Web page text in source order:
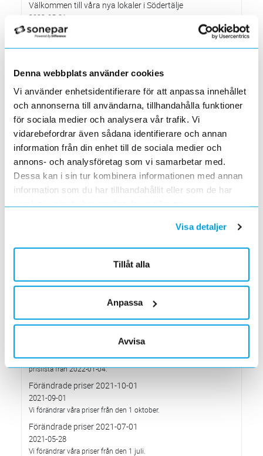
Denna webbplats använder cookies
Vi använder enhetsidentifierare för att anpassa innehållet
och annonserna till användarna, tillhandahålla funktioner
för sociala medier och analysera vår trafik. Vi
vidarebefordrar även sådana identifierare och annan
information från din enhet till de sociala medier och
annons- och analysföretag som vi samarbetar med.
Dessa kan i sin tur kombinera informationen med annan
information som du har tillhandahållit eller som de har
samlat in när du har använt deras tjänster.
Visa detaljer
Tillåt alla
Anpassa
Avvisa
Välkommen till våra nya lokaler i Södertälje
2022-05-31
Den 1 juni har vi ny adress i Södertälje
Förändrade priser 2022-06-30
Grundkurs för installatörer av Charge Amps produkter
2022-04-01
En grundläggande certifieringsutbildning för installatörer
Förändrade priser 2022-05-01
2022-03-31
Med anledning av stigande råvarupriser.
Ecovadis ger Elektroskandia högsta betyg inom
hållbarhetsarbete
2022-03-21
Det oberoende analysföretaget Ecovadis har tilldelat
Med anledning av Rysslands invasion av Ukraina
pågående affärsrelationer med Ryssland & Belarus.
Förändrade priser 2022-04-01
Med anledning av stigande komponent- och metallpriser.
Prisavisering per den 4:e januari 2022
Med anledning av rådande omvärldsläge så justerar
Elektroskandia Sverige AB prisbilden och presenterar ny gällande
prislista från 2022-01-04.
Förändrade priser 2021-10-01
2021-09-01
Vi förändrar våra priser från den 1 oktober.
Förändrade priser 2021-07-01
2021-05-28
Vi förändrar våra priser från den 1 juli.